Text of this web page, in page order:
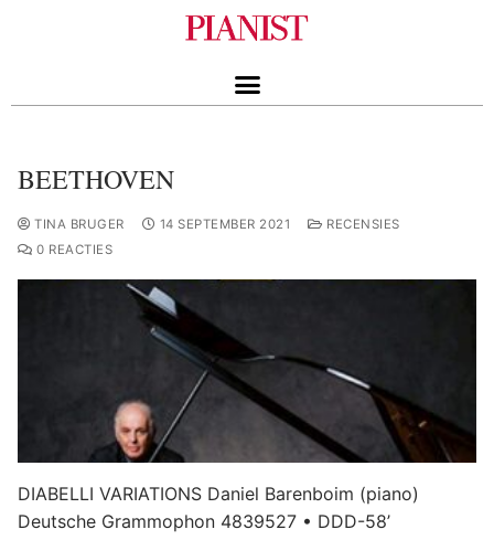
BEETHOVEN
TINA BRUGER 14 SEPTEMBER 2021
RECENSIES
0 REACTIES
DIABELLI VARIATIONS Daniel Barenboim (piano)
Deutsche Grammophon 4839527 • DDD-58’